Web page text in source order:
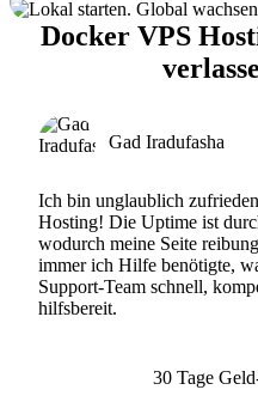
Docker VPS
Gad Iradufasha
Ich bin unglaublich
Hosting! Die Uptime ist
wodurch meine Seite
immer ich Hilfe benötigte,
Support-Team schnell,
hilfsbereit.
30 Tage